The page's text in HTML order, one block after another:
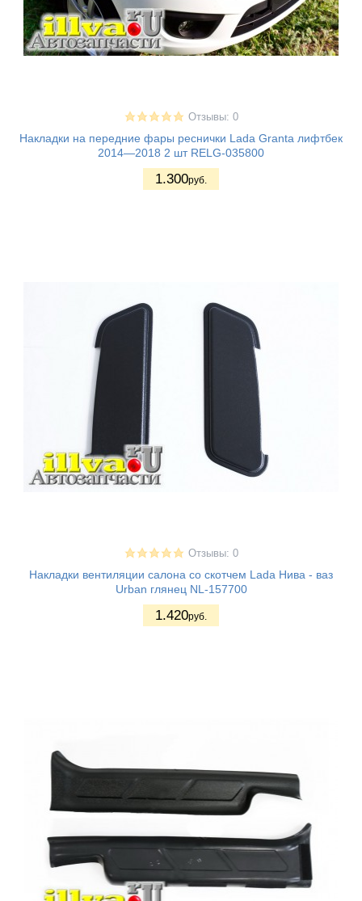
Отзывы: 0
Накладки на передние фары реснички Lada Granta лифтбек
2014—2018 2 шт RELG-035800
1.300руб.
Отзывы: 0
Накладки вентиляции салона со скотчем Lada Нива - ваз
Urban глянец NL-157700
1.420руб.